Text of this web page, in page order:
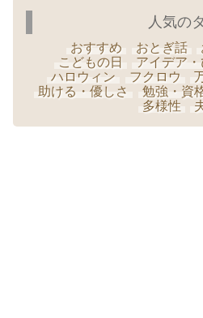
人気の
おすすめ おとぎ話
こどもの日
アイデア・
ハロウィン
フクロウ
助ける・優しさ
勉強・資
多様性